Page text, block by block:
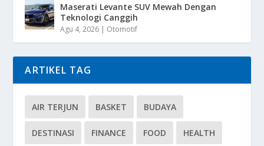
Maserati Levante SUV Mewah Dengan
Teknologi Canggih
Agu 4, 2026 | Otomotif
ARTIKEL TAG
AIR TERJUN BASKET BUDAYA
DESTINASI FINANCE FOOD HEALTH